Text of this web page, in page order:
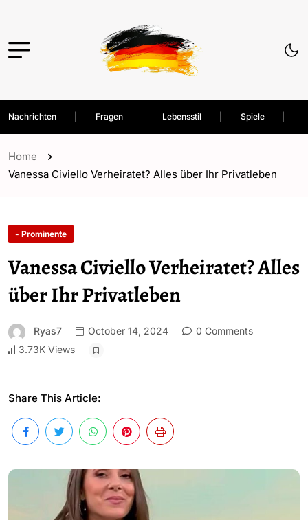
Nachrichten Fragen Lebensstil Spiele
Home
Vanessa Civiello Verheiratet? Alles über Ihr Privatleben
- Prominente
Vanessa Civiello Verheiratet? Alles
über Ihr Privatleben
Ryas7 October 14, 2024
0 Comments
3.73K Views
Share This Article: